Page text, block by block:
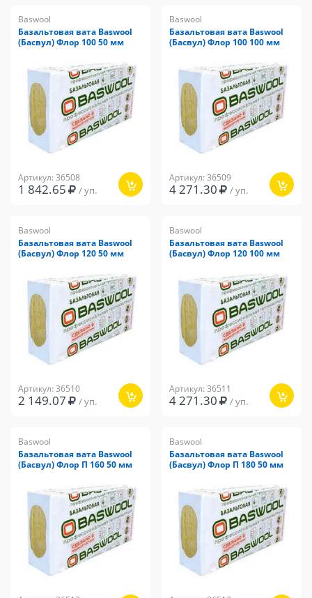
Baswool
Базальтовая вата Baswool
(Басвул) Флор 100 50 мм
Артикул: 36508
1 842.65 / уп.
Baswool
Базальтовая вата Baswool
(Басвул) Флор 100 100 мм
Артикул: 36509
4 271.30 / уп.
Baswool
Базальтовая вата Baswool
(Басвул) Флор 120 50 мм
Артикул: 36510
2 149.07 / уп.
Baswool
Базальтовая вата Baswool
(Басвул) Флор 120 100 мм
Артикул: 36511
4 271.30 / уп.
Baswool
Базальтовая вата Baswool
(Басвул) Флор П 160 50 мм
Baswool
Базальтовая вата Baswool
(Басвул) Флор П 180 50 мм